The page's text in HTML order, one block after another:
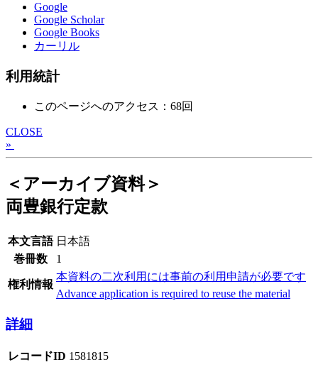
Google
Google Scholar
Google Books
カーリル
利用統計
このページへのアクセス：68回
CLOSE
»
＜アーカイブ資料＞
両豊銀行定款
本文言語 日本語
巻冊数
1
権利情報
本資料の二次利用には事前の利用申請が必要です
Advance application is required to reuse the material
詳細
レコードID 1581815